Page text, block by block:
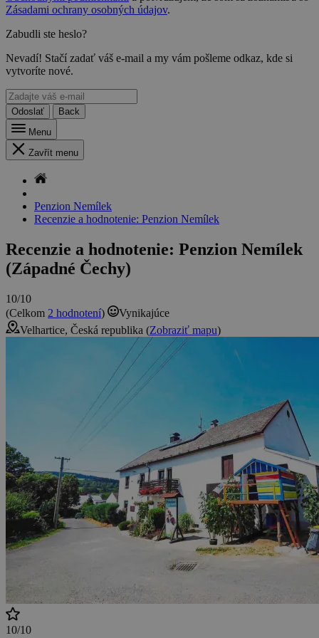
Zásadami ochrany osobných údajov.
Zabudli ste heslo?
Nevadí! Stačí zadať váš e-mail a my vám pošleme odkaz, kde si
vytvoríte nové.
Odoslať
Back
Menu
Zavřít menu
Penzion Nemílek
Recenzie a hodnotenie: Penzion Nemílek
Recenzie a hodnotenie: Penzion Nemílek
(Západné Čechy)
10/10
(Celkom 2 hodnotení)
Vynikajúce
Velhartice, Česká republika (Zobraziť mapu)
10/10